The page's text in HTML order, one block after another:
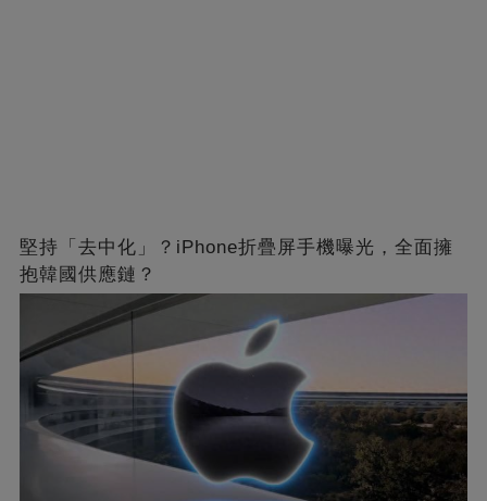
堅持「去中化」？iPhone折疊屏手機曝光，全面擁
抱韓國供應鏈？